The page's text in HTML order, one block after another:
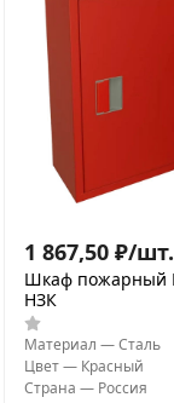
1 867,50 ₽/шт.
Шкаф
НЗК
Материал —Сталь
Цвет— Красный
Страна — Россия